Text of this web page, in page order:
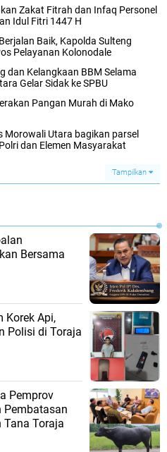
Zakat Fitrah dan Infaq Personel
Idul Fitri 1447 H
Baik, Kapolda Sulteng
Pelayanan Kolonodale
dan Kelangkaan BBM Selama
Gelar Sidak ke SPBU
Pangan Murah di Mako
Morowali Utara bagikan parsel
dan Elemen Masyarakat
Tampilkan
Bersama
Korek Api,
Polisi di Toraja
Pemprov
Pembatasan
Tana Toraja